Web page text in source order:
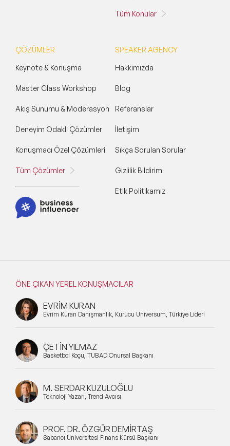
Tüm Konular
ÇÖZÜMLER
Keynote & Konuşma
Master Class Workshop
Akış Sunumu & Moderasyon
Deneyim Odaklı Çözümler
Konuşmacı Özel Çözümleri
Tüm Çözümler
SPEAKER AGENCY
Hakkımızda
Blog
Referanslar
İletişim
Sıkça Sorulan Sorular
Gizlilik Bildirimi
Etik Politikamız
ÖNE ÇIKAN YEREL KONUŞMACILAR
EVRİM KURAN
Evrim Kuran Danışmanlık, Kurucu Universum, Türkiye Lideri
ÇETİN YILMAZ
Basketbol Koçu, TÜBAD Onursal Başkanı
M. SERDAR KUZULOĞLU
Teknoloji Yazarı, Trend Avcısı
PROF. DR. ÖZGÜR DEMİRTAŞ
Sabancı Üniversitesi Finans Kürsü Başkanı